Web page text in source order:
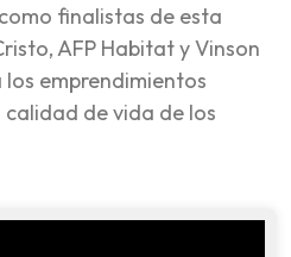
finalistas de esta
AFP Habitat y Vinson
emprendimientos
de vida de los